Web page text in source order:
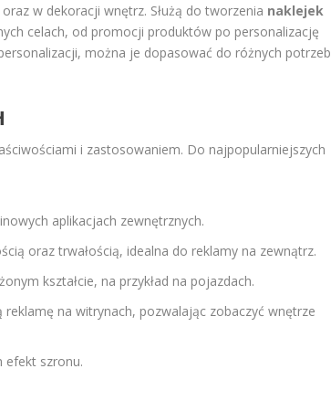
w dekoracji wnętrz. Służą do tworzenia naklejek
celach, od promocji produktów po personalizację
można je dopasować do różnych potrzeb
i zastosowaniem. Do najpopularniejszych
aplikacjach zewnętrznych.
oraz trwałością, idealna do reklamy na zewnątrz.
kształcie, na przykład na pojazdach.
na witrynach, pozwalając zobaczyć wnętrze
efekt szronu.